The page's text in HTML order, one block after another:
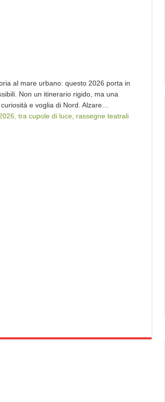
al mare urbano: questo 2026 porta in
Non un itinerario rigido, ma una
e voglia di Nord. Alzare…
tra cupole di luce, rassegne teatrali